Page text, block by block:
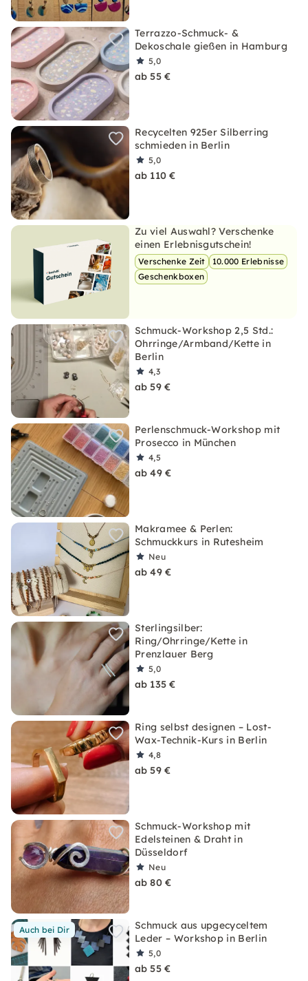
Terrazzo-Schmuck- &
Dekoschale gießen in Hamburg
5,0
ab 55 €
Recycelten 925er Silberring
schmieden in Berlin
5,0
ab 110 €
Zu viel Auswahl? Verschenke
einen Erlebnisgutschein!
Verschenke Zeit
10.000 Erlebnisse
Geschenkboxen
Schmuck-Workshop 2,5 Std.:
Ohrringe/Armband/Kette in
Berlin
4,3
ab 59 €
Perlenschmuck-Workshop mit
Prosecco in München
4,5
ab 49 €
Makramee & Perlen:
Schmuckkurs in Rutesheim
Neu
ab 49 €
Sterlingsilber:
Ring/Ohrringe/Kette in
Prenzlauer Berg
5,0
ab 135 €
Ring selbst designen – Lost-
Wax-Technik-Kurs in Berlin
4,8
ab 59 €
Schmuck-Workshop mit
Edelsteinen & Draht in
Düsseldorf
Neu
ab 80 €
Auch bei Dir
Schmuck aus upgecyceltem
Leder – Workshop in Berlin
5,0
ab 55 €